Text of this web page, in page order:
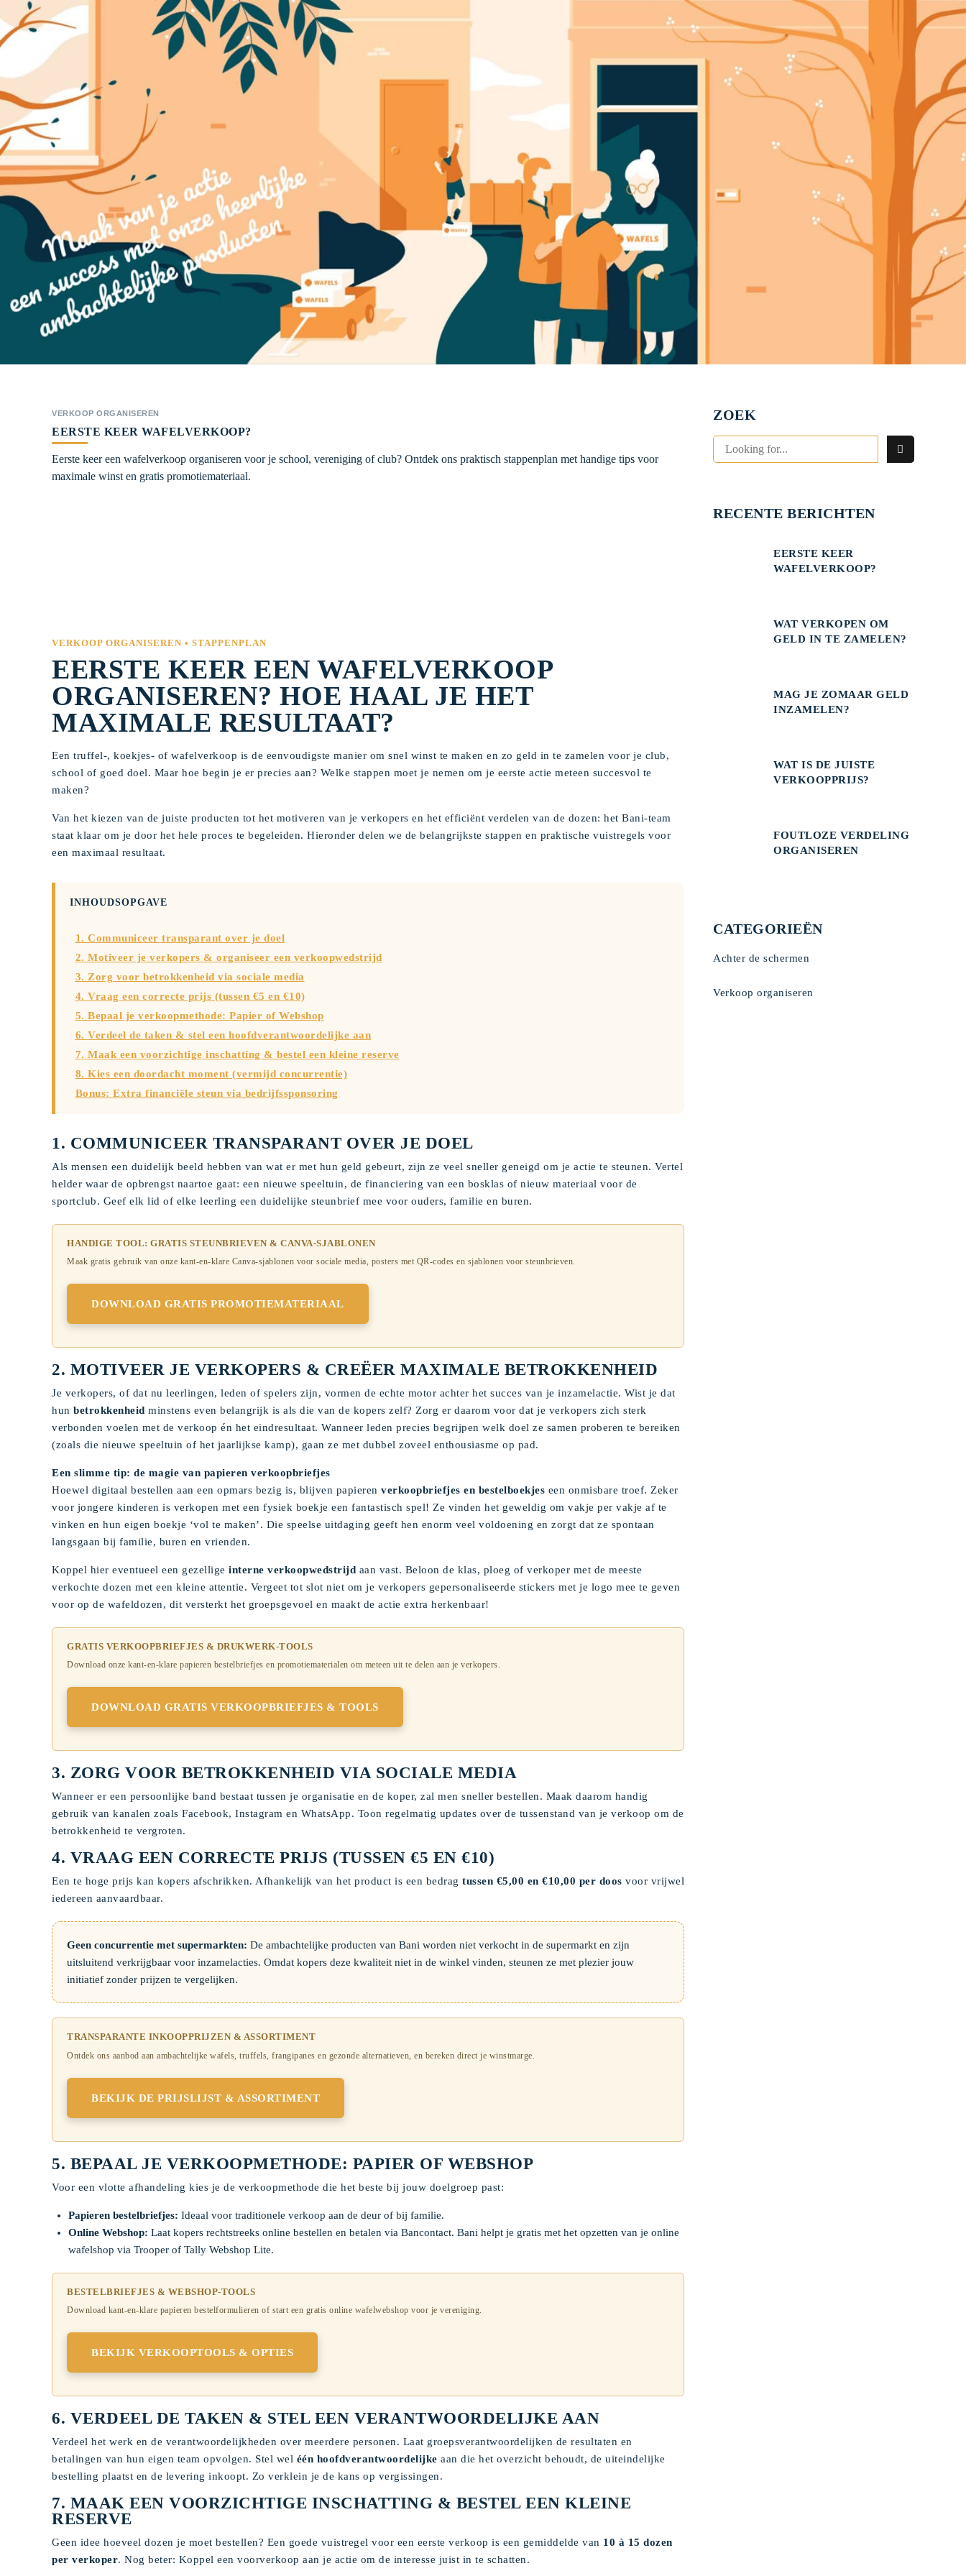
VERKOOP ORGANISEREN
EERSTE KEER WAFELVERKOOP?
Eerste keer een wafelverkoop organiseren voor je school, vereniging of club? Ontdek ons praktisch stappenplan met handige tips voor
maximale winst en gratis promotiemateriaal.
VERKOOP ORGANISEREN • STAPPENPLAN
EERSTE KEER EEN WAFELVERKOOP
ORGANISEREN? HOE HAAL JE HET
MAXIMALE RESULTAAT?
Een truffel-, koekjes- of wafelverkoop is de eenvoudigste manier om snel winst te maken en zo geld in te zamelen voor je club,
school of goed doel. Maar hoe begin je er precies aan? Welke stappen moet je nemen om je eerste actie meteen succesvol te
maken?
Van het kiezen van de juiste producten tot het motiveren van je verkopers en het efficiënt verdelen van de dozen: het Bani-team
staat klaar om je door het hele proces te begeleiden. Hieronder delen we de belangrijkste stappen en praktische vuistregels voor
een maximaal resultaat.
INHOUDSOPGAVE
1. Communiceer transparant over je doel
2. Motiveer je verkopers & organiseer een verkoopwedstrijd
3. Zorg voor betrokkenheid via sociale media
4. Vraag een correcte prijs (tussen €5 en €10)
5. Bepaal je verkoopmethode: Papier of Webshop
6. Verdeel de taken & stel een hoofdverantwoordelijke aan
7. Maak een voorzichtige inschatting & bestel een kleine reserve
8. Kies een doordacht moment (vermijd concurrentie)
Bonus: Extra financiële steun via bedrijfssponsoring
1. COMMUNICEER TRANSPARANT OVER JE DOEL
Als mensen een duidelijk beeld hebben van wat er met hun geld gebeurt, zijn ze veel sneller geneigd om je actie te steunen. Vertel
helder waar de opbrengst naartoe gaat: een nieuwe speeltuin, de financiering van een bosklas of nieuw materiaal voor de
sportclub. Geef elk lid of elke leerling een duidelijke steunbrief mee voor ouders, familie en buren.
HANDIGE TOOL: GRATIS STEUNBRIEVEN & CANVA-SJABLONEN
Maak gratis gebruik van onze kant-en-klare Canva-sjablonen voor sociale media, posters met QR-codes en sjablonen voor steunbrieven.
DOWNLOAD GRATIS PROMOTIEMATERIAAL
2. MOTIVEER JE VERKOPERS & CREËER MAXIMALE BETROKKENHEID
Je verkopers, of dat nu leerlingen, leden of spelers zijn, vormen de echte motor achter het succes van je inzamelactie. Wist je dat
hun betrokkenheid minstens even belangrijk is als die van de kopers zelf? Zorg er daarom voor dat je verkopers zich sterk
verbonden voelen met de verkoop én het eindresultaat. Wanneer leden precies begrijpen welk doel ze samen proberen te bereiken
(zoals die nieuwe speeltuin of het jaarlijkse kamp), gaan ze met dubbel zoveel enthousiasme op pad.
Een slimme tip: de magie van papieren verkoopbriefjes
Hoewel digitaal bestellen aan een opmars bezig is, blijven papieren verkoopbriefjes en bestelboekjes een onmisbare troef. Zeker
voor jongere kinderen is verkopen met een fysiek boekje een fantastisch spel! Ze vinden het geweldig om vakje per vakje af te
vinken en hun eigen boekje ‘vol te maken’. Die speelse uitdaging geeft hen enorm veel voldoening en zorgt dat ze spontaan
langsgaan bij familie, buren en vrienden.
Koppel hier eventueel een gezellige interne verkoopwedstrijd aan vast. Beloon de klas, ploeg of verkoper met de meeste
verkochte dozen met een kleine attentie. Vergeet tot slot niet om je verkopers gepersonaliseerde stickers met je logo mee te geven
voor op de wafeldozen, dit versterkt het groepsgevoel en maakt de actie extra herkenbaar!
GRATIS VERKOOPBRIEFJES & DRUKWERK-TOOLS
Download onze kant-en-klare papieren bestelbriefjes en promotiematerialen om meteen uit te delen aan je verkopers.
DOWNLOAD GRATIS VERKOOPBRIEFJES & TOOLS
3. ZORG VOOR BETROKKENHEID VIA SOCIALE MEDIA
Wanneer er een persoonlijke band bestaat tussen je organisatie en de koper, zal men sneller bestellen. Maak daarom handig
gebruik van kanalen zoals Facebook, Instagram en WhatsApp. Toon regelmatig updates over de tussenstand van je verkoop om de
betrokkenheid te vergroten.
4. VRAAG EEN CORRECTE PRIJS (TUSSEN €5 EN €10)
Een te hoge prijs kan kopers afschrikken. Afhankelijk van het product is een bedrag tussen €5,00 en €10,00 per doos voor vrijwel
iedereen aanvaardbaar.
Geen concurrentie met supermarkten: De ambachtelijke producten van Bani worden niet verkocht in de supermarkt en zijn
uitsluitend verkrijgbaar voor inzamelacties. Omdat kopers deze kwaliteit niet in de winkel vinden, steunen ze met plezier jouw
initiatief zonder prijzen te vergelijken.
TRANSPARANTE INKOOPPRIJZEN & ASSORTIMENT
Ontdek ons aanbod aan ambachtelijke wafels, truffels, frangipanes en gezonde alternatieven, en bereken direct je winstmarge.
BEKIJK DE PRIJSLIJST & ASSORTIMENT
5. BEPAAL JE VERKOOPMETHODE: PAPIER OF WEBSHOP
Voor een vlotte afhandeling kies je de verkoopmethode die het beste bij jouw doelgroep past:
Papieren bestelbriefjes: Ideaal voor traditionele verkoop aan de deur of bij familie.
Online Webshop: Laat kopers rechtstreeks online bestellen en betalen via Bancontact. Bani helpt je gratis met het opzetten van je online
wafelshop via Trooper of Tally Webshop Lite.
BESTELBRIEFJES & WEBSHOP-TOOLS
Download kant-en-klare papieren bestelformulieren of start een gratis online wafelwebshop voor je vereniging.
BEKIJK VERKOOPTOOLS & OPTIES
6. VERDEEL DE TAKEN & STEL EEN VERANTWOORDELIJKE AAN
Verdeel het werk en de verantwoordelijkheden over meerdere personen. Laat groepsverantwoordelijken de resultaten en
betalingen van hun eigen team opvolgen. Stel wel één hoofdverantwoordelijke aan die het overzicht behoudt, de uiteindelijke
bestelling plaatst en de levering inkoopt. Zo verklein je de kans op vergissingen.
7. MAAK EEN VOORZICHTIGE INSCHATTING & BESTEL EEN KLEINE
RESERVE
Geen idee hoeveel dozen je moet bestellen? Een goede vuistregel voor een eerste verkoop is een gemiddelde van 10 à 15 dozen
per verkoper. Nog beter: Koppel een voorverkoop aan je actie om de interesse juist in te schatten.
ZOEK
RECENTE BERICHTEN
EERSTE KEER
WAFELVERKOOP?
WAT VERKOPEN OM
GELD IN TE ZAMELEN?
MAG JE ZOMAAR GELD
INZAMELEN?
WAT IS DE JUISTE
VERKOOPPRIJS?
FOUTLOZE VERDELING
ORGANISEREN
CATEGORIEËN
Achter de schermen
Verkoop organiseren